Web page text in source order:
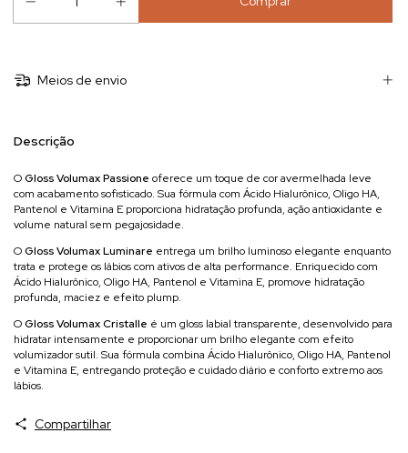
Meios de envio
Descrição
OGloss Volumax Passione oferece um toque de cor avermelhada leve
com acabamento sofisticado. Sua fórmula com Ácido Hialurônico, Oligo HA,
Pantenol e Vitamina E proporciona hidratação profunda, ação antioxidante e
volume natural sem pegajosidade.
OGloss Volumax Luminare entrega um brilho luminoso elegante enquanto
trata e protege os lábios com ativos de alta performance. Enriquecido com
Ácido Hialurônico, Oligo HA, Pantenol e Vitamina E, promove hidratação
profunda, maciez e efeito plump.
OGloss Volumax Cristalle é um gloss labial transparente, desenvolvido para
hidratar intensamente e proporcionar um brilho elegante com efeito
volumizador sutil. Sua fórmula combina Ácido Hialurônico, Oligo HA, Pantenol
e Vitamina E, entregando proteção e cuidado diário e conforto extremo aos
lábios.
Compartilhar